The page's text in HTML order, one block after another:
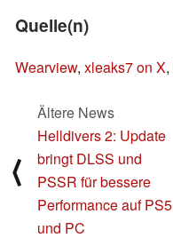
Quelle(n)
Wearview, xleaks7 on X,
⟨
Ältere News
Helldivers 2: Update
bringt DLSS und
PSSR für bessere
Performance auf PS5
und PC